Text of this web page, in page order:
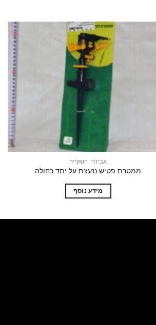
הוסף
לרשימת
המשאלות
אביזרי השקייה
ממטרת פטיש ננעצת על יתד כחולה
מידע נוסף